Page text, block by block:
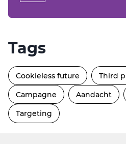
Tags
Cookieless future Third
Campagne Aandacht
Targeting